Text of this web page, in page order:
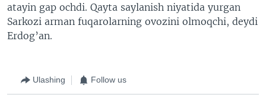
atayin gap ochdi. Qayta saylanish niyatida yurgan
Sarkozi arman fuqarolarning ovozini olmoqchi, deydi
Erdog’an.
Ulashing Follow us